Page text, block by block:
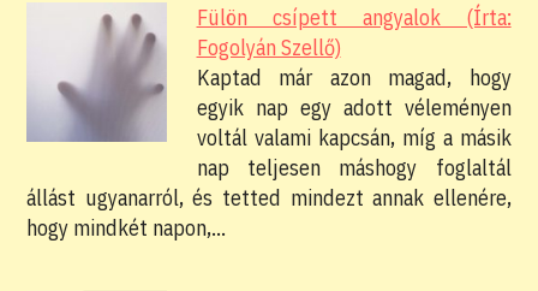
Fülön csípett angyalok (Írta:
Fogolyán Szellő)
Kaptad már azon magad, hogy
egyik nap egy adott véleményen
voltál valami kapcsán, míg a másik
nap teljesen máshogy foglaltál
állást ugyanarról, és tetted mindezt annak ellenére,
hogy mindkét napon,…